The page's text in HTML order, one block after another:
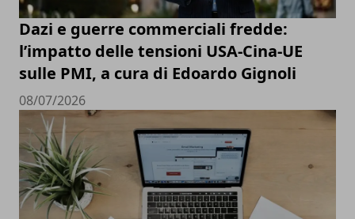
Dazi e guerre commerciali fredde:
l’impatto delle tensioni USA-Cina-UE
sulle PMI, a cura di Edoardo Gignoli
08/07/2026